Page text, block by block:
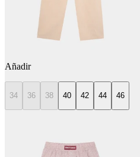
Añadir
34 36 38 40 42 44 46